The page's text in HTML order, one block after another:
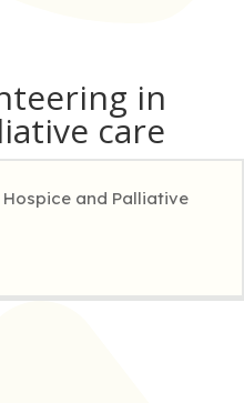
in
care
and Palliative